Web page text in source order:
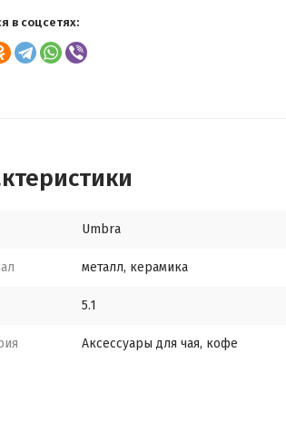
в соцсетях:
Umbra
металл, керамика
5.1
Аксессуары для чая, кофе